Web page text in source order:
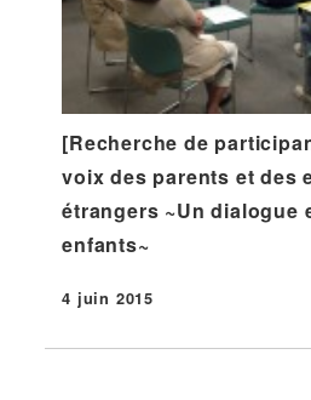
[Recherche de
voix des parents et des
étrangers ~Un dialogue
enfants~
Publié
4 juin 2015